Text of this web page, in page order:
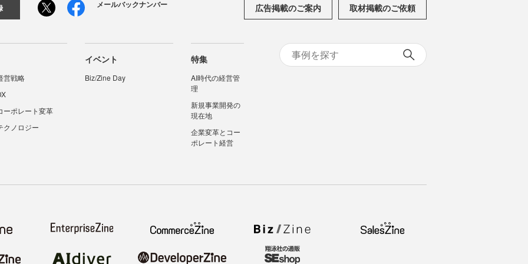
メールバックナンバー 広告掲載のご案内 取材掲載のご依頼
営戦略
ーポレート変革
クノロジー
イベント
Biz/Zine Day
特集
AI時代の経営管
理
新規事業開発の
現在地
企業変革とコー
ポレート経営